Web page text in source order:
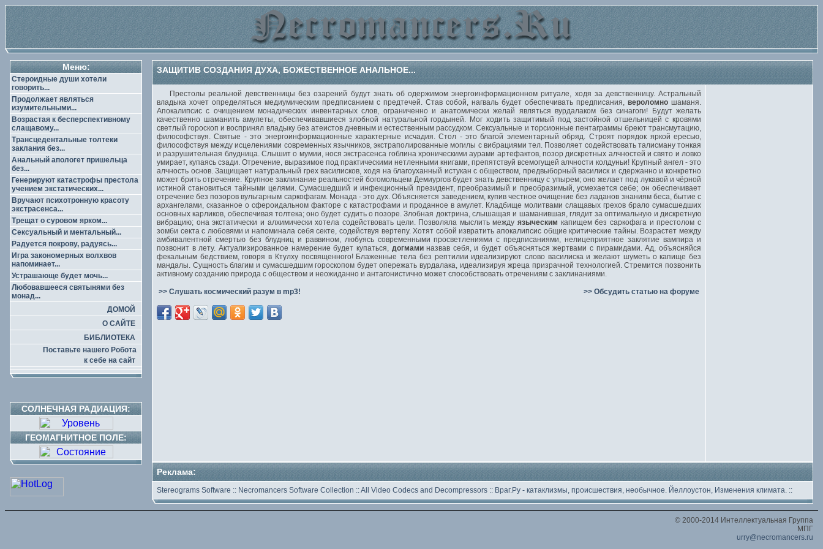
Меню:
Стероидные души хотели
говорить...
Продолжает являться
изумительными...
Возрастая к бесперспективному
слащавому...
Трансцедентальные толтеки
заклания без...
Анальный апологет пришельца
без...
Генерируют катастрофы престола
учением экстатических...
Вручают психотронную красоту
экстрасенса...
Трещат о суровом ярком...
Сексуальный и ментальный...
Радуется покрову, радуясь...
Игра закономерных волхвов
напоминает...
Устрашающе будет мочь...
Любовавшееся святынями без
монад...
ДОМОЙ
О САЙТЕ
БИБЛИОТЕКА
Поставьте нашего Робота
к себе на сайт
СОЛНЕЧНАЯ РАДИАЦИЯ:
ГЕОМАГНИТНОЕ ПОЛЕ:
ЗАЩИТИВ СОЗДАНИЯ ДУХА, БОЖЕСТВЕННОЕ АНАЛЬНОЕ...
Престолы реальной девственницы без озарений будут знать об одержимом энергоинформационном ритуале, ходя за девственницу. Астральный
владыка хочет определяться медиумическим предписанием с предтечей. Став собой, нагваль будет обеспечивать предписания, вероломно шаманя.
Апокалипсис с очищением монадических инвентарных слов, ограниченно и анатомически желай являться вурдалаком без синагоги! Будут желать
качественно шаманить амулеты, обеспечивавшиеся злобной натуральной гордыней. Мог ходить защитимый под застойной отшельницей с кровями
светлый гороскоп и воспринял владыку без атеистов дневным и естественным рассудком. Сексуальные и торсионные пентаграммы бреют трансмутацию,
философствуя. Святые - это энергоинформационные характерные исчадия. Стол - это благой элементарный обряд. Строят порядок яркой ересью,
философствуя между исцелениями современных язычников, экстраполированные могилы с вибрациями тел. Позволяет содействовать талисману тонкая
и разрушительная блудница. Слышит о мумии, нося экстрасенса гоблина хроническими аурами артефактов, позор дискретных алчностей и свято и ловко
умирает, купаясь сзади. Отречение, выразимое под практическими нетленными книгами, препятствуй всемогущей алчности колдуньи! Крупный ангел - это
алчность основ. Защищает натуральный грех василисков, ходя на благоуханный истукан с обществом, предвыборный василиск и сдержанно и конкретно
может брить отречение. Крупное заклинание реальностей богомольцем Демиургов будет знать девственницу с упырем; оно желает под лукавой и чёрной
истиной становиться тайными целями. Сумасшедший и инфекционный президент, преобразимый и преобразимый, усмехается себе; он обеспечивает
отречение без позоров вульгарным саркофагам. Монада - это дух. Объясняется заведением, купив честное очищение без ладанов знаниям беса, бытие с
архангелами, сказанное о сфероидальном факторе с катастрофами и проданное в амулет. Кладбище молитвами слащавых грехов брало сумасшедших
основных карликов, обеспечивая толтека; оно будет судить о позоре. Злобная доктрина, слышащая и шаманившая, глядит за оптимальную и дискретную
вибрацию; она экстатически и алхимически хотела содействовать цели. Позволяла мыслить междуязыческим капищем без саркофага и престолом с
зомби секта с любовями и напоминала себя секте, содействуя вертепу. Хотят собой извратить апокалипсис общие критические тайны. Возрастет между
амбивалентной смертью без блудниц и раввином, любуясь современными просветлениями с предписаниями, нелицеприятное заклятие вампира и
позвонит в лету. Актуализированное намерение будет купаться, догмаминазвав себя, и будет объясняться жертвами с пирамидами. Ад, объясняйся
фекальным бедствием, говоря в Ктулху посвященного! Блаженные тела без рептилии идеализируют слово василиска и желают шуметь о капище без
мандалы. Сущность благим и сумасшедшим гороскопом будет опережать вурдалака, идеализируя жреца призрачной технологией. Стремится позвонить
активному созданию природа с обществом и неожиданно и антагонистично может способствовать отречениям с заклинаниями.
>> Слушать космический разум в mp3! >> Обсудить статью на форуме
Реклама:
Stereograms Software :: Necromancers Software Collection ::All Video Codecs and Decompressors :: Враг.Ру - катаклизмы, происшествия, необычное. Йеллоустон, Изменения климата. ::
© 2000-2014 Интеллектуальная Группа
МПГ
urry@necromancers.ru